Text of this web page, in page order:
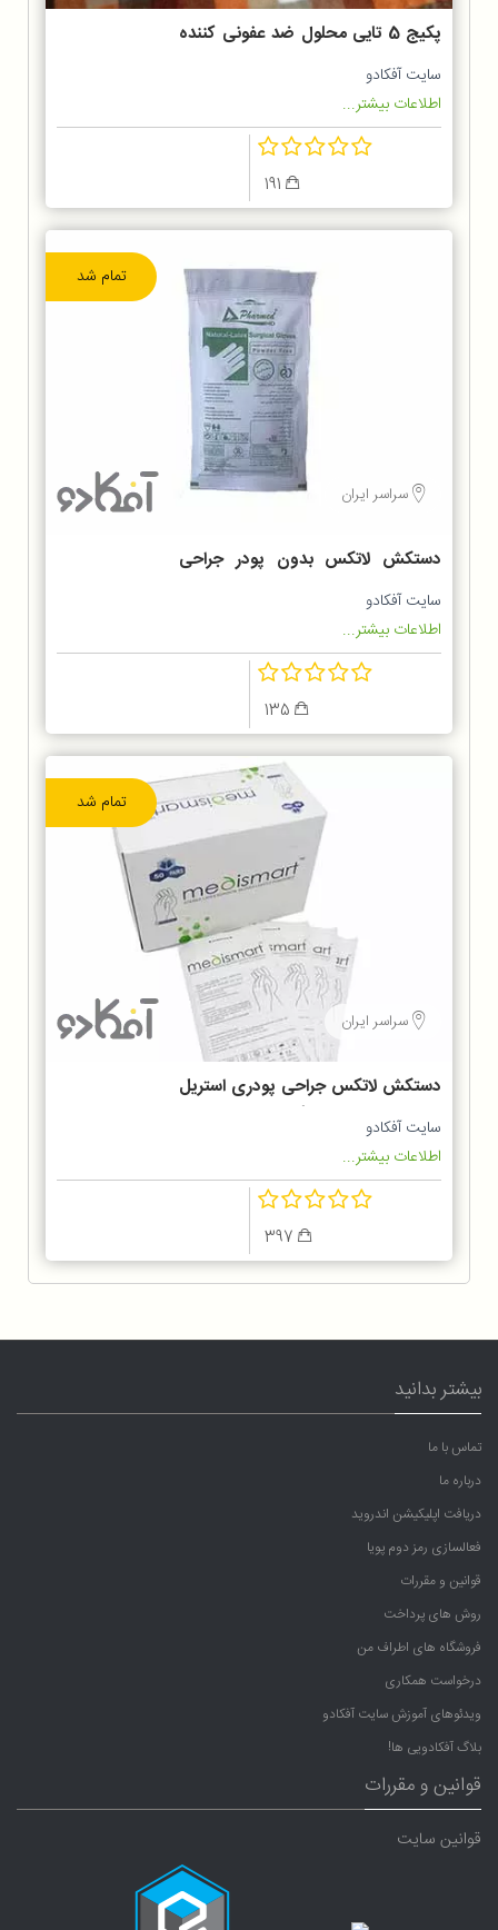
پکیج 5 تایی محلول ضد عفونی کننده
دست 80% اتانول
سایت آفکادو
اطلاعات بیشتر...
تمام شد
سراسر ایران
دستکش لاتکس بدون پودر جراحی
استریل
سایت آفکادو
اطلاعات بیشتر...
تمام شد
سراسر ایران
دستکش لاتکس جراحی پودری استریل
مدیسمارت دو عدد یک جفت
سایت آفکادو
اطلاعات بیشتر...
بیشتر بدانید
تماس با ما
درباره ما
دریافت اپلیکیشن اندروید
فعالسازی رمز دوم پویا
قوانین و مقررات
روش های پرداخت
فروشگاه های اطراف من
درخواست همکاری
ویدئوهای آموزش سایت آفکادو
بلاگ آفکادویی ها!
قوانین و مقررات
قوانین سایت